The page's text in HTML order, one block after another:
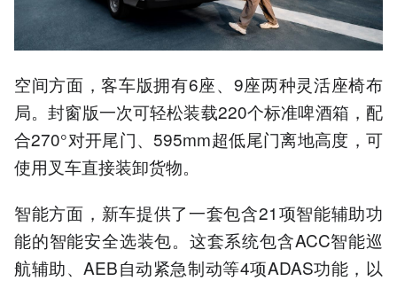
空间方面，客车版拥有6座、9座两种灵活座椅布
局。封窗版一次可轻松装载220个标准啤酒箱，配
合270°对开尾门、595mm超低尾门离地高度，可
使用叉车直接装卸货物。
智能方面，新车提供了一套包含21项智能辅助功
能的智能安全选装包。这套系统包含ACC智能巡
航辅助、AEB自动紧急制动等4项ADAS功能，以